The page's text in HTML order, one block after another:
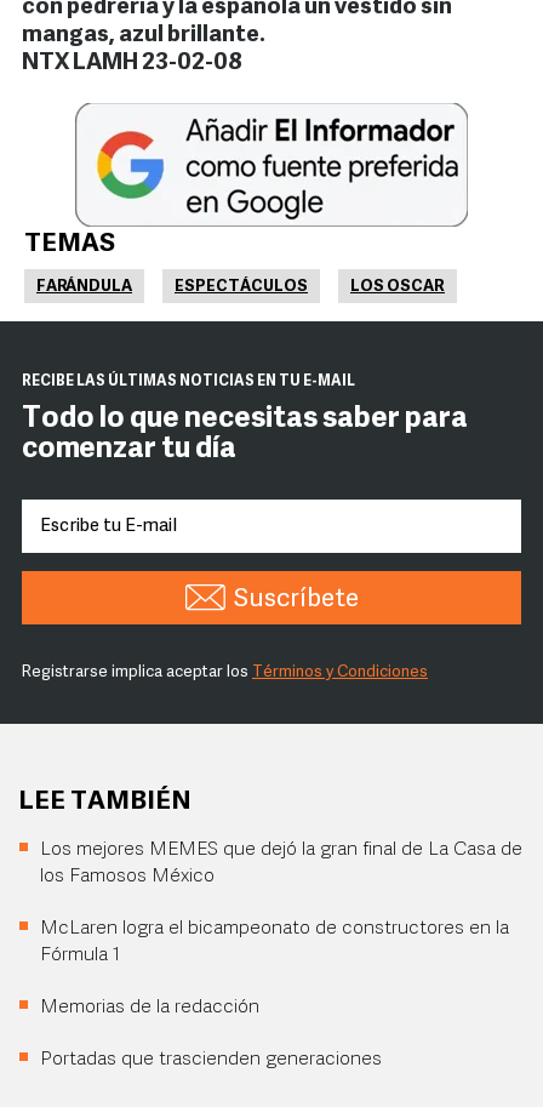
con pedrería y la española un vestido sin
mangas, azul brillante.
NTX LAMH 23-02-08
TEMAS
FARÁNDULA ESPECTÁCULOS LOS OSCAR
RECIBE LAS ÚLTIMAS NOTICIAS EN TU E-MAIL
Todo lo que necesitas saber para
comenzar tu día
Suscríbete
Registrarse implica aceptar los Términos y Condiciones
LEE TAMBIÉN
Los mejores MEMES que dejó la gran final de La Casa de
los Famosos México
McLaren logra el bicampeonato de constructores en la
Fórmula 1
Memorias de la redacción
Portadas que trascienden generaciones